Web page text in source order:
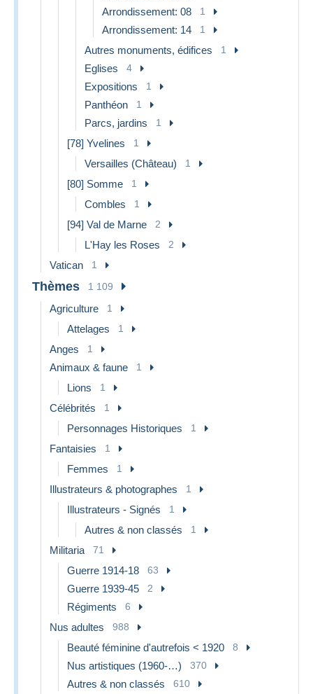
de 200 euros d'achats.
Ne laissez pas passer les lots qui vous intéressent :
contactez-moi.
Arrondissement: 08 1
Arrondissement: 14 1
Autres monuments, édifices 1
Eglises 4
Expositions 1
Panthéon 1
Parcs, jardins 1
[78] Yvelines 1
Versailles (Château) 1
[80] Somme 1
Combles 1
[94] Val de Marne 2
L'Hay les Roses 2
Vatican 1
Thèmes 1 109
Agriculture 1
Attelages 1
Anges 1
Animaux & faune 1
Lions 1
Célébrités 1
Personnages Historiques 1
Fantaisies 1
Femmes 1
Illustrateurs & photographes 1
Illustrateurs - Signés 1
Autres & non classés 1
Militaria 71
Guerre 1914-18 63
Guerre 1939-45 2
Régiments 6
Nus adultes 988
Beauté féminine d'autrefois < 1920 8
Nus artistiques (1960-…) 370
Autres & non classés 610